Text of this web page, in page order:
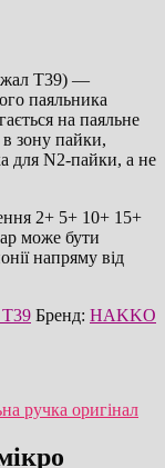
жал T39) —
паяльника
на паяльне
в зону пайки,
для N2-пайки, а не
2+ 5+ 10+ 15+
може бути
напряму від
Бренд: HAKKO